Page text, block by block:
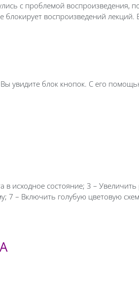
с проблемой воспроизведения,
блокирует воспроизведений лекций.
увидите блок кнопок. С его
исходное состояние; 3 –
7 – Включить голубую цветовую